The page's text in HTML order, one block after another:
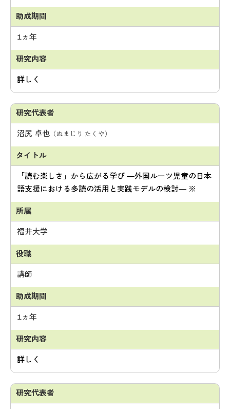
1ヵ年
詳しく
沼尻 卓也 （ぬまじり たくや）
「読む楽しさ」から広がる学び ―外国ルーツ児童の日本
語支援における多読の活用と実践モデルの検討― ※
福井大学
講師
1ヵ年
詳しく